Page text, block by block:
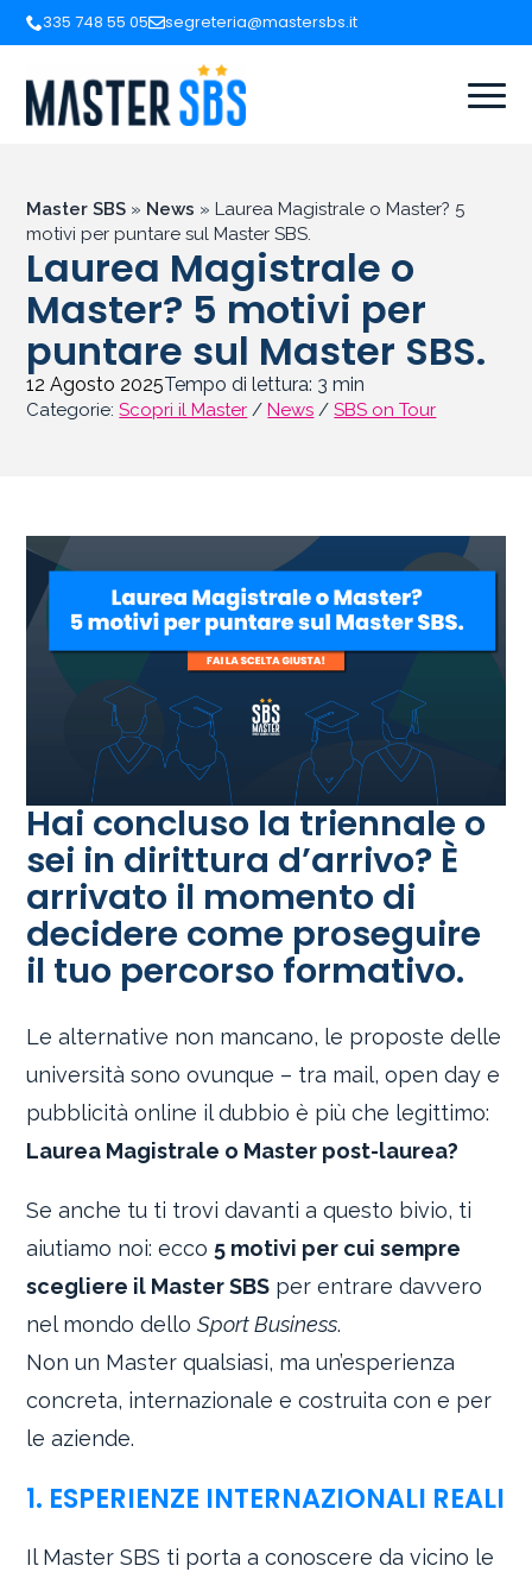
335 748 55 05 segreteria@mastersbs.it
Master SBS » News » Laurea Magistrale o Master? 5
motivi per puntare sul Master SBS.
Laurea Magistrale o
Master? 5 motivi per
puntare sul Master SBS.
12 Agosto 2025Tempo di lettura: 3 min
Categorie:Scopri il Master /News /SBS on Tour
Hai concluso la triennale o
sei in dirittura d’arrivo? È
arrivato il momento di
decidere come proseguire
il tuo percorso formativo.
Le alternative non mancano, le proposte delle
università sono ovunque – tra mail, open day e
pubblicità online il dubbio è più che legittimo:
Laurea Magistrale o Master post-laurea?
Se anche tu ti trovi davanti a questo bivio, ti
aiutiamo noi: ecco 5 motivi per cui sempre
scegliere il Master SBS per entrare davvero
nel mondo delloSport Business.
Non un Master qualsiasi, ma un’esperienza
concreta, internazionale e costruita con e per
le aziende.
1. ESPERIENZE INTERNAZIONALI REALI
Il Master SBS ti porta a conoscere da vicino le